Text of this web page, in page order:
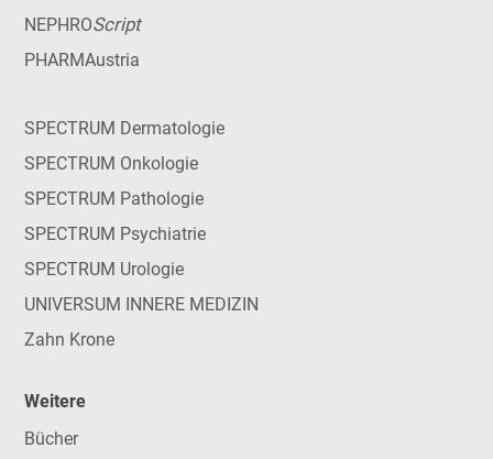
NEPHROScript
PHARMAustria
SPECTRUM Dermatologie
SPECTRUM Onkologie
SPECTRUM Pathologie
SPECTRUM Psychiatrie
SPECTRUM Urologie
UNIVERSUM INNERE MEDIZIN
Zahn Krone
Weitere
Bücher